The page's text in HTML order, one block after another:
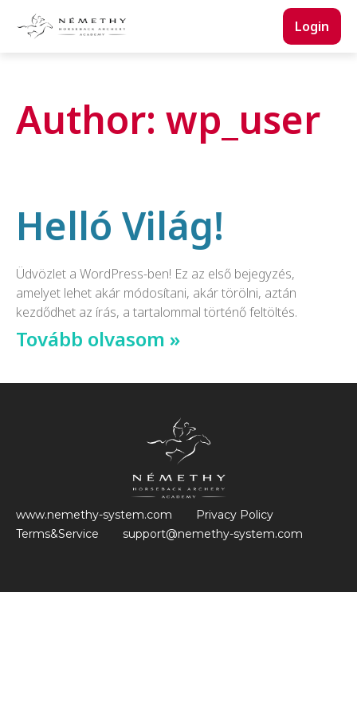
Login
Author: wp_user
Helló Világ!
Üdvözlet a WordPress-ben! Ez az első bejegyzés,
amelyet lehet akár módosítani, akár törölni, aztán
kezdődhet az írás, a tartalommal történő feltöltés.
Tovább olvasom »
www.nemethy-system.com
Privacy Policy
Terms&Service
support@nemethy-system.com